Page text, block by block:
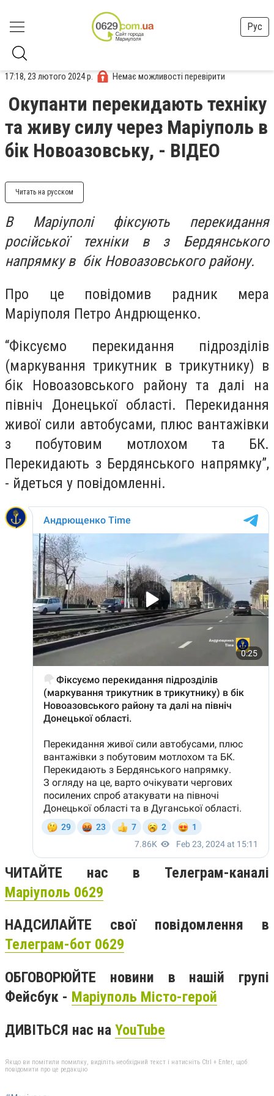
Рус
17:18, 23 лютого 2024 р. Немає можливості перевірити
Окупанти перекидають техніку
та живу силу через Маріуполь в
бік Новоазовську, - ВІДЕО
Читать на русском
В Маріуполі фіксують перекидання
російської техніки в з Бердянського
напрямку в бік Новоазовського району.
Про це повідомив радник мера
Маріуполя Петро Андрющенко.
“Фіксуємо перекидання підрозділів
(маркування трикутник в трикутнику) в
бік Новоазовського району та далі на
північ Донецької області. Перекидання
живої сили автобусами, плюс вантажівки
з побутовим мотлохом та БК.
Перекидають з Бердянського напрямку”,
- йдеться у повідомленні.
ЧИТАЙТЕ нас в Телеграм-каналі
Маріуполь 0629
НАДСИЛАЙТЕ свої повідомлення в
Телеграм-бот 0629
ОБГОВОРЮЙТЕ новини в нашій групі
Фейсбук - Маріуполь Місто-герой
ДИВІТЬСЯ нас на YouTube
Якщо ви помітили помилку, виділіть необхідний текст і натисніть Ctrl + Enter, щоб
повідомити про це редакцію